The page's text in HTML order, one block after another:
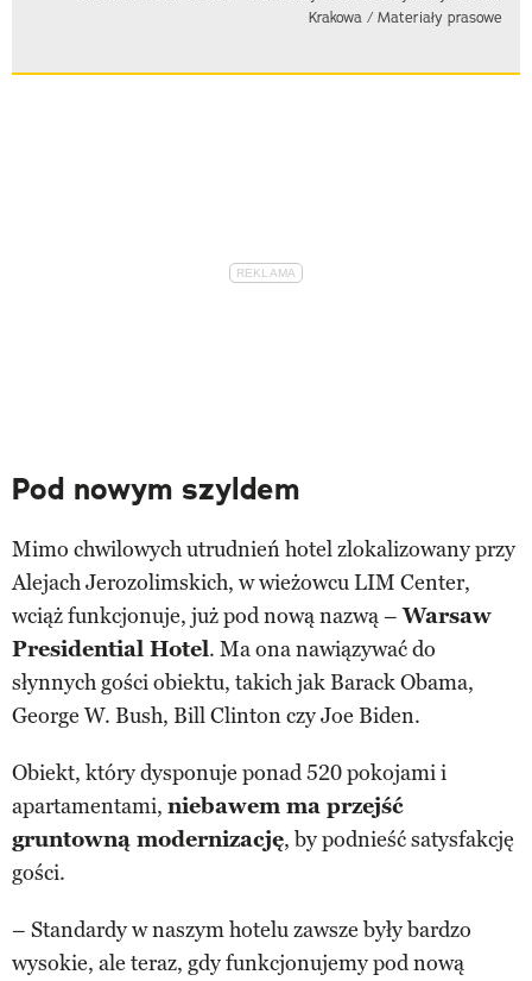
Krakowa / Materiały prasowe
Pod nowym szyldem
Mimo chwilowych utrudnień hotel zlokalizowany przy
Alejach Jerozolimskich, w wieżowcu LIM Center,
wciąż funkcjonuje, już pod nową nazwą –Warsaw
Presidential Hotel. Ma ona nawiązywać do
słynnych gości obiektu, takich jak Barack Obama,
George W. Bush, Bill Clinton czy Joe Biden.
Obiekt, który dysponuje ponad 520 pokojami i
apartamentami, niebawem ma przejść
gruntowną modernizację, by podnieść satysfakcję
gości.
– Standardy w naszym hotelu zawsze były bardzo
wysokie, ale teraz, gdy funkcjonujemy pod nową